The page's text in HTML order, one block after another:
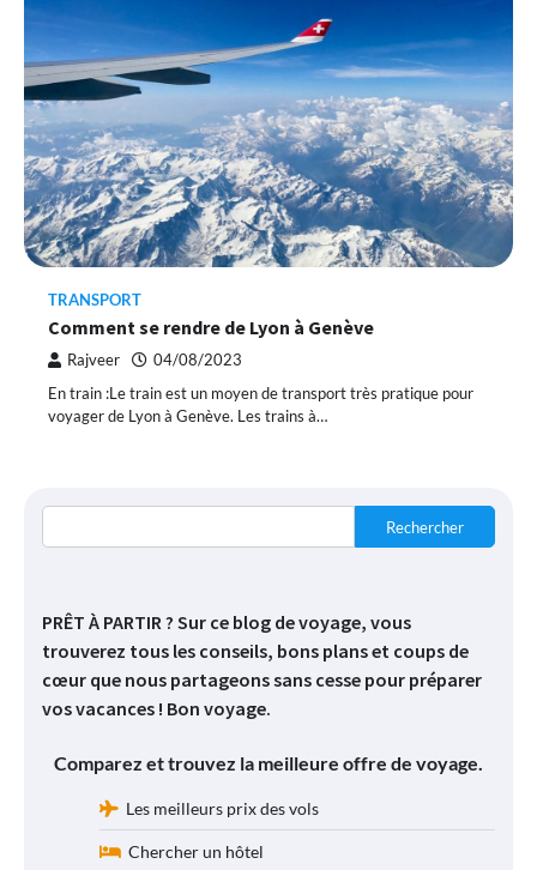
TRANSPORT
Comment se rendre de Lyon à Genève
Rajveer 04/08/2023
En train :Le train est un moyen de transport très pratique pour
voyager de Lyon à Genève. Les trains à…
Rechercher
PRÊT À PARTIR ? Sur ce blog de voyage, vous
trouverez tous les conseils, bons plans et coups de
cœur que nous partageons sans cesse pour préparer
vos vacances ! Bon voyage.
Comparez et trouvez la meilleure offre de voyage.
Les meilleurs prix des vols
Chercher un hôtel